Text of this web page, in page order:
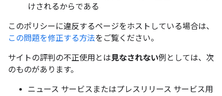
けされるからである
このポリシーに違反するページをホストしている場合は、
この問題を修正する方法をご覧ください。
サイトの評判の不正使用とは見なされない例としては、次
のものがあります。
ニュース サービスまたはプレスリリース サービス用